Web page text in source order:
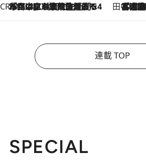
CREA'S CHOICE
2026.8.7
「立川にも歌舞伎があるんだよ」 片岡仁左衛門・市川中車ら豪華座組みで4年目の立川立飛歌舞伎へ 田中稲
「湘南乃風に憧れて」観客大盛上がりの“タオル回し”に、ラッ
連載 TOP
SPECIAL